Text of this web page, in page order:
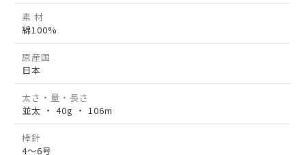
素 材
綿100%
原産国
日本
太さ・量・長さ
並太 ・ 40g ・ 106m
棒針
4～6号